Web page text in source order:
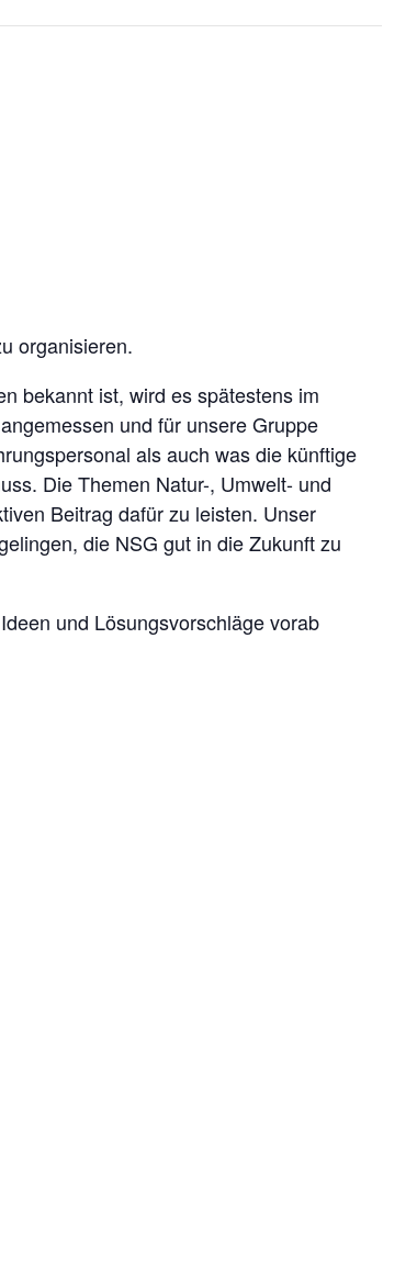
organisieren.
bekannt ist, wird es spätestens im
und für unsere Gruppe
als auch was die künftige
Die Themen Natur-, Umwelt- und
Beitrag dafür zu leisten. Unser
die NSG gut in die Zukunft zu
und Lösungsvorschläge vorab